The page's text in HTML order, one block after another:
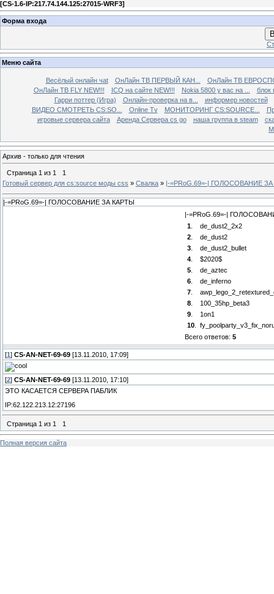
[CS-1.6-IP:217.74.144.125:27015-WRF3]
Форма входа
Меню сайта
Весёлый онлайн чаt ОнЛайн ТВ ПЕРВЫЙ КАН...
ОнЛайн ТВ
ОнЛайн ТВ FLY NEW!!!
ICQ на сайте NEW!!! Nokia 5800 у вас на ...
блок
Гарри поттер (Игра)
Онлайн-проверка на в...
информер новостей
ВИДЕО СМОТРЕТЬ CS:SO...
Online Tv МОНИТОРИНГ CS:SOURCE...
игровые сервера сайта
Аренда Сервера cs go наша группа в steam
Архив - только для чтения
Страница 1 из 1
1
Готовый сервер для cs:source моды css » Свалка » |-=PRoG.69=-| ГОЛОСОВАНИЕ
|-=PRoG.69=-| ГОЛОСОВАНИЕ ЗА КАРТЫ
|-=PRoG.69=-|
1.
de_dust2_2x2
2.
de_dust2
3.
de_dust2_bullet
4.
$2020$
5.
de_aztec
6.
de_inferno
7.
8.
100_35hp_beta3
9.
1on1
10.
Всего ответов: 5
[1 ] CS-AN-NET-69-69 [13.11.2010, 17:09]
[2] CS-AN-NET-69-69 [13.11.2010, 17:10]
ЭТО КАСАЕТСЯ СЕРВЕРА ПАБЛИК
IP:62.122.213.12:27196
Страница 1 из 1 1
Полная версия сайта